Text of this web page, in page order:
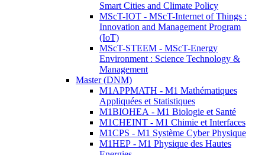
Smart Cities and Climate Policy
MScT-IOT - MScT-Internet of Things :
Innovation and Management Program
(IoT)
MScT-STEEM - MScT-Energy
Environment : Science Technology &
Management
Master (DNM)
M1APPMATH - M1 Mathématiques
Appliquées et Statistiques
M1BIOHEA - M1 Biologie et Santé
M1CHEINT - M1 Chimie et Interfaces
M1CPS - M1 Système Cyber Physique
M1HEP - M1 Physique des Hautes